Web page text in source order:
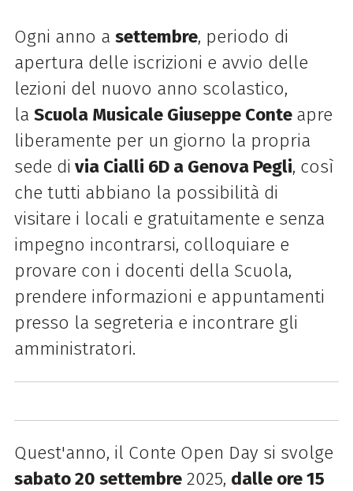
Ogni anno a settembre, periodo di
apertura delle iscrizioni e avvio delle
lezioni del nuovo anno scolastico,
la Scuola Musicale Giuseppe Conte apre
liberamente per un giorno la propria
sede di via Cialli 6D a Genova Pegli, così
che tutti abbiano la possibilità di
visitare i locali e gratuitamente e senza
impegno incontrarsi, colloquiare e
provare con i docenti della Scuola,
prendere informazioni e appuntamenti
presso la segreteria e incontrare gli
amministratori.
Quest'anno, il Conte Open Day si svolge
sabato 20 settembre2025, dalle ore 15